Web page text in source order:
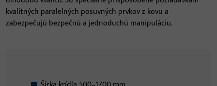
kvalitných paralelných posuvných prvkov z kovu a
zabezpečujú bezpečnú a jednoduchú manipuláciu.